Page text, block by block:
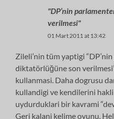
"DP’nin
verilmesi"
01 Mart 2011 at 13:42
Zileli’nin tüm yaptigi
diktatörlüğüne son
kullanmasi. Daha dogrusu
kullandigi ve kendilerini
uydurduklari bir kavrami
Geri kalani kelime oyunu.